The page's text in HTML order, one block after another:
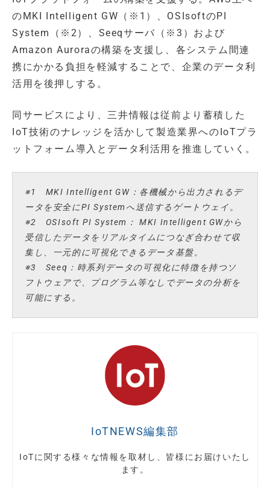
のMKI Intelligent GW（※1）、OSIsoftのPI
System（※2）、Seeqサーバ（※3）および
Amazon Auroraの構築を支援し、各システム間連
携にかかる負担を軽減することで、企業のデータ利
活用を後押しする。
同サービスにより、三井情報は従前より蓄積した
IoT技術のナレッジを活かして製造業界へのIoTプラ
ットフォーム導入とデータ利活用を推進していく。
※1 MKI Intelligent GW：各機械から出力されるデ
ータを安全にPI Systemへ送信するゲートウェイ。
※2 OSIsoft PI System： MKI Intelligent GWから
受信したデータをリアルタイムにつなぎ合わせて収
集し、一元的に可視化できるデータ基盤。
※3 Seeq：時系列データの可視化に特徴を持つソ
フトウェアで、プログラム等なしでデータの分析を
可能にする。
IoTNEWS編集部
IoTに関する様々な情報を取材し、皆様にお届けいたし
ます。